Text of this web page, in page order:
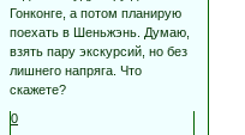
Гонконге, а потом планирую
поехать в Шеньжэнь. Думаю,
взять пару экскурсий, но без
лишнего напряга. Что
скажете?
0